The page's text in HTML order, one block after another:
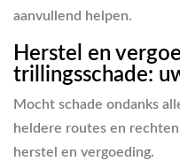
aanvullend helpen.
Herstel en
trillingsschade:
Mocht schade ondanks
heldere routes en
herstel en vergoeding.